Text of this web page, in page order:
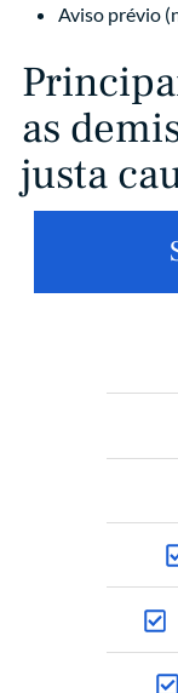
Aviso prévio
as
justa